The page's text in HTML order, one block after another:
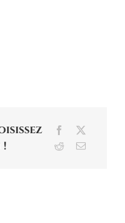
Facebook
RedditEmail